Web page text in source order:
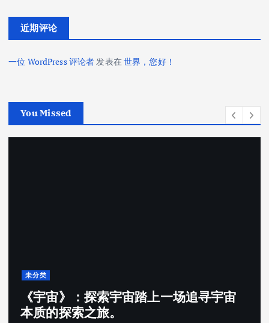
近期评论
一位 WordPress 评论者 发表在世界，您好！
You Missed
未分类
《宇宙》：探索宇宙踏上一场追寻宇宙
本质的探索之旅。